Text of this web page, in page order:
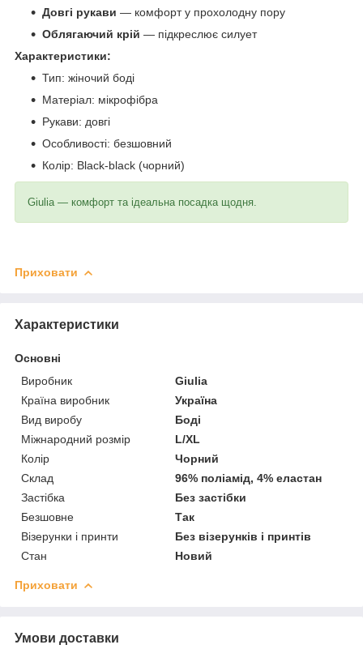
Довгі рукави — комфорт у прохолодну пору
Облягаючий крій — підкреслює силует
Характеристики:
Тип: жіночий боді
Матеріал: мікрофібра
Рукави: довгі
Особливості: безшовний
Колір: Black-black (чорний)
Giulia — комфорт та ідеальна посадка щодня.
Приховати
Характеристики
Основні
Виробник
Giulia
Країна виробник
Україна
Вид виробу
Боді
Міжнародний розмір
L/XL
Колір
Чорний
Склад
96% поліамід, 4% еластан
Застібка
Без застібки
Безшовне
Так
Візерунки і принти
Без візерунків і принтів
Стан
Новий
Приховати
Умови доставки